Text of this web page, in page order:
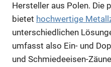
Hersteller aus Polen. Die
bietet hochwertige
unterschiedlichen
umfasst also Ein- und
und Schmiedeeisen-